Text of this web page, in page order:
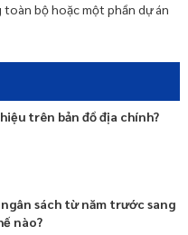
toàn bộ hoặc một phần dự án
trên bản đồ địa chính?
sách từ năm trước sang
nào?